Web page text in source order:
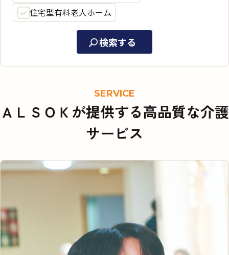
住宅型有料老人ホーム
検索する
SERVICE
ＡＬＳＯＫが提供する高品質な介護
サービス